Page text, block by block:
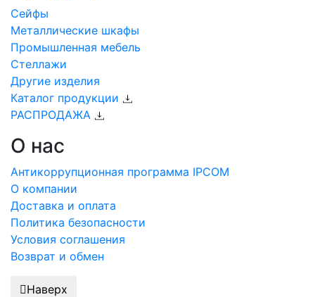
Сейфы
Металлические шкафы
Промышленная мебель
Стеллажи
Другие изделия
Каталог продукции
РАСПРОДАЖА
О нас
Антикоррупционная программа IPCOM
О компании
Доставка и оплата
Политика безопасности
Условия соглашения
Возврат и обмен
Наверх